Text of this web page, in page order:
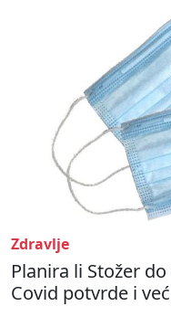
Zdravlje
Planira li Stožer
Covid potvrde i